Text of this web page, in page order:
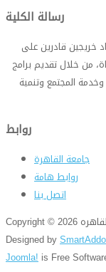
خريجين قادرين على
من خلال تقديم برامج
المجتمع وتنمية
روابط
جامعة القاهرة
روابط هامة
اتصل بنا
Copyright © 2026 كلية الزراعة - جامعة القاهره. All Rights Reserved.
Designed by
Joomla! is Free